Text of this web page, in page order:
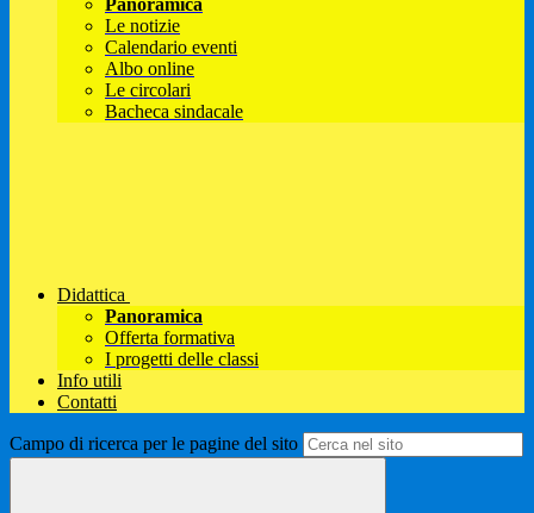
Panoramica
Le notizie
Calendario eventi
Albo online
Le circolari
Bacheca sindacale
Didattica
Panoramica
Offerta formativa
I progetti delle classi
Info utili
Contatti
Campo di ricerca per le pagine del sito